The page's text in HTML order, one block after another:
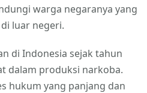
warga negaranya yang
luar negeri.
di Indonesia sejak tahun
dalam produksi narkoba.
hukum yang panjang dan